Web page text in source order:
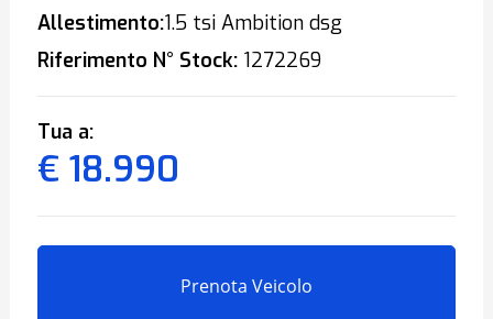
Allestimento:1.5 tsi Ambition dsg
Riferimento N° Stock:1272269
Tua a:
€ 18.990
Prenota Veicolo